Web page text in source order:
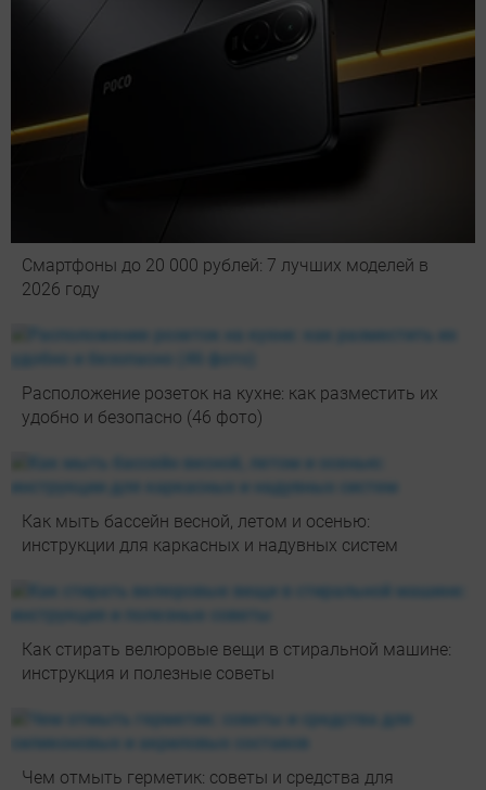
Смартфоны до 20 000 рублей: 7 лучших моделей в
2026 году
Расположение розеток на кухне: как разместить их
удобно и безопасно (46 фото)
Как мыть бассейн весной, летом и осенью:
инструкции для каркасных и надувных систем
Как стирать велюровые вещи в стиральной машине:
инструкция и полезные советы
Чем отмыть герметик: советы и средства для